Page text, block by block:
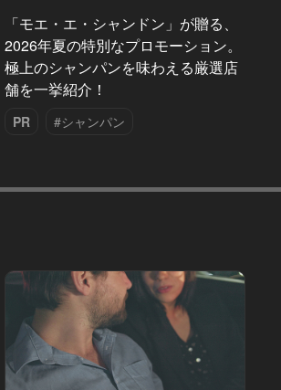
「モエ・エ・シャンドン」が贈る、
2026年夏の特別なプロモーション。
極上のシャンパンを味わえる厳選店
舗を一挙紹介！
PR #シャンパン